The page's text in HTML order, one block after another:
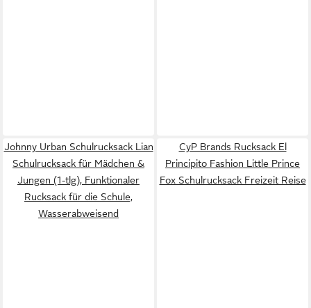
Johnny Urban Schulrucksack Lian
Schulrucksack für Mädchen &
Jungen (1-tlg), Funktionaler
Rucksack für die Schule,
Wasserabweisend
CyP Brands Rucksack El
Principito Fashion Little Prince
Fox Schulrucksack Freizeit Reise